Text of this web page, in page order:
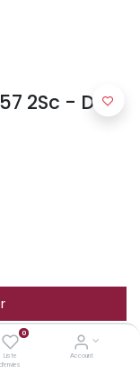
0
Liste
d'envies
Account
2Sc - Dn8